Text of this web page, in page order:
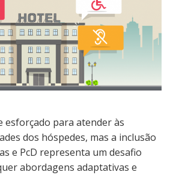
esforçado para atender às
dos hóspedes, mas a inclusão
e PcD representa um desafio
abordagens adaptativas e